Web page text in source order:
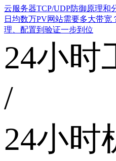
云服务器TCP/UDP防御原理和
日均数万PV网站需要多大带
理、配置到验证一步到位
24小时
/
24小时